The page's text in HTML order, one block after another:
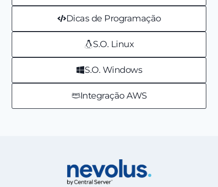
Dicas de Programação
S.O. Linux
S.O. Windows
Integração AWS